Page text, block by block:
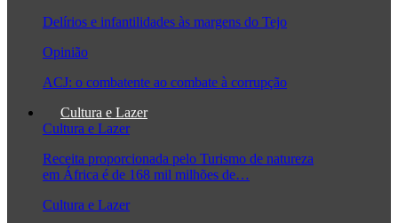
Delírios e infantilidades às margens do Tejo
Opinião
ACJ: o combatente ao combate à corrupção
Cultura e Lazer
Cultura e Lazer
Receita proporcionada pelo Turismo de natureza
em África é de 168 mil milhões de…
Cultura e Lazer